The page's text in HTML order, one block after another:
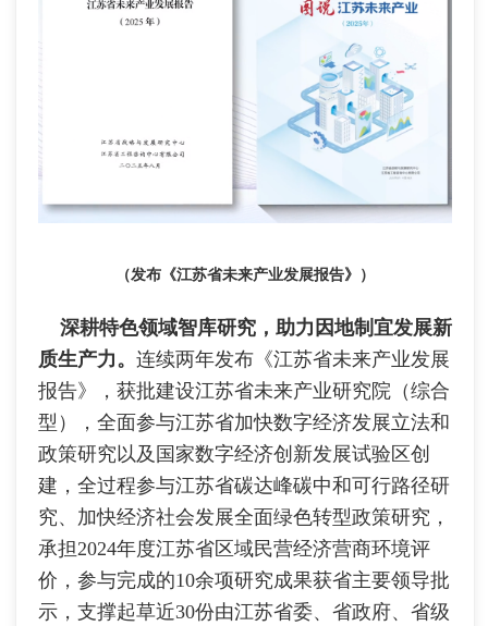
（发布《江苏省未来产业发展报告》）
深耕特色领域智库研究，助力因地制宜发展新
质生产力。 连续两年发布《江苏省未来产业发展
报告》，获批建设江苏省未来产业研究院（综合
型），全面参与江苏省加快数字经济发展立法和
政策研究以及国家数字经济创新发展试验区创
建，全过程参与江苏省碳达峰碳中和可行路径研
究、加快经济社会发展全面绿色转型政策研究，
承担2024年度江苏省区域民营经济营商环境评
价，参与完成的10余项研究成果获省主要领导批
示，支撑起草近30份由江苏省委、省政府、省级